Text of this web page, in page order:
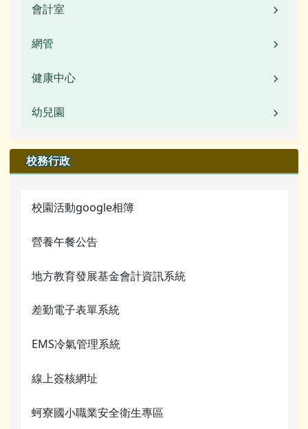
活動相簿
公開資訊
檔案下載
行事曆
常用連結
會計室
校園公告
行事曆
網管
校園公告
活動相簿
校園影音
檔案下載
行事曆
網管常用連結
關於我們
校務行政
蚵寮評鑑網站
電腦課程資源
健康中心
校園公告
行事曆
幼兒園
業務職掌
活動相簿
榮譽榜
校園影音
常用連結
檔案下載
行事曆
校務行政
校園活動google相簿
營養午餐公告
地方教育發展基金會計資訊系統
差勤電子表單系統
EMS冷氣管理系統
線上簽核網址
蚵寮國小職業安全衛生專區